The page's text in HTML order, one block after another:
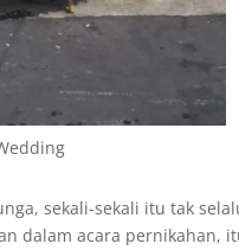
sekali-sekali itu tak
dalam acara pernikahan,